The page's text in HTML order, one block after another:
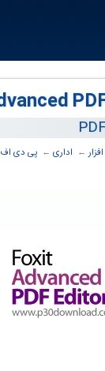
← ‏ اداری ← ‏ پی دی اف